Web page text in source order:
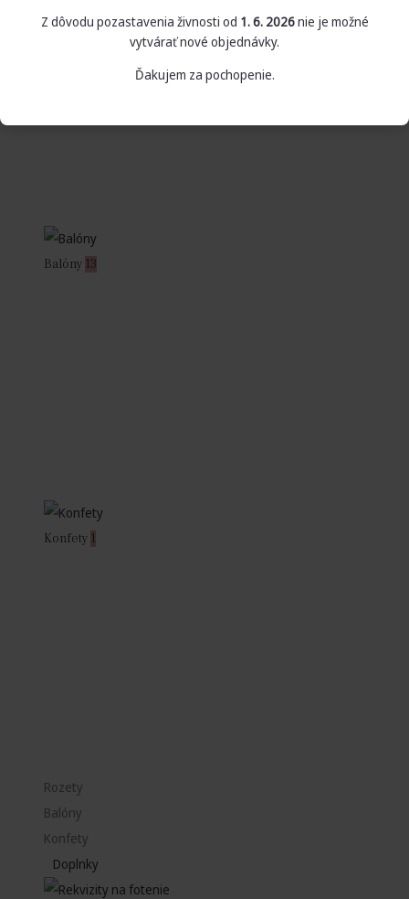
Balóny 13
Konfety 1
Rozety
Balóny
Konfety
Doplnky
Z dôvodu pozastavenia živnosti od 1. 6. 2026nie je možné
vytvárať nové objednávky.
Ďakujem za pochopenie.